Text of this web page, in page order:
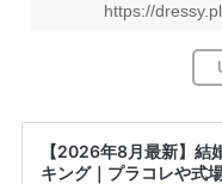
https://
【2026年8月最新】結
キング｜プラコレや式